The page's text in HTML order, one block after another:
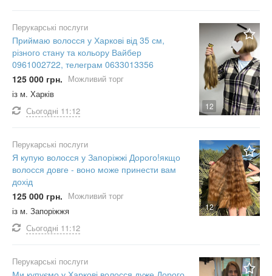
12
Перукарські послуги
Приймаю волосся у Харкові від 35 см,
різного стану та кольору Вайбер
0961002722, телеграм 0633013356
125 000 грн. Можливий торг
із м. Харків
Сьогодні 11:12
12
Перукарські послуги
Я купую волосся у Запоріжжі Дорого!якщо
волосся довге - воно може принести вам
дохід
125 000 грн. Можливий торг
із м. Запоріжжя
Сьогодні 11:12
Перукарські послуги